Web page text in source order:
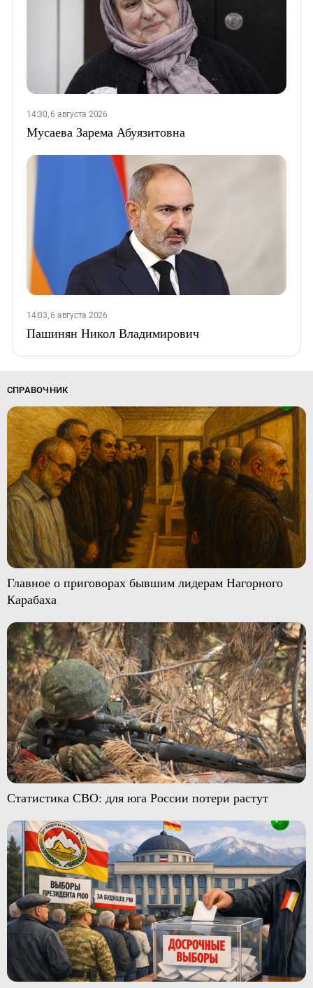
14:30, 6 августа 2026
Мусаева Зарема Абуязитовна
14:03, 6 августа 2026
Пашинян Никол Владимирович
СПРАВОЧНИК
Главное о приговорах бывшим лидерам Нагорного
Карабаха
Статистика СВО: для юга России потери растут